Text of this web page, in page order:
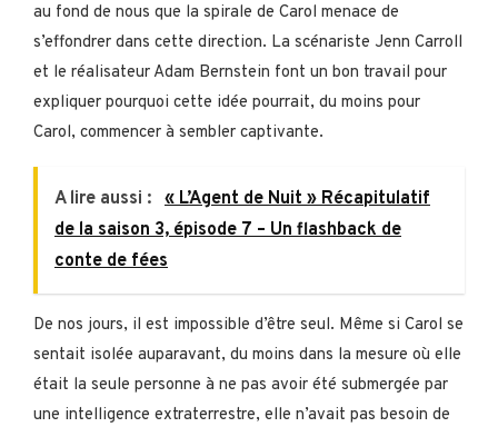
au fond de nous que la spirale de Carol menace de
s’effondrer dans cette direction. La scénariste Jenn Carroll
et le réalisateur Adam Bernstein font un bon travail pour
expliquer pourquoi cette idée pourrait, du moins pour
Carol, commencer à sembler captivante.
A lire aussi : « L’Agent de Nuit » Récapitulatif
de la saison 3, épisode 7 – Un flashback de
conte de fées
De nos jours, il est impossible d’être seul. Même si Carol se
sentait isolée auparavant, du moins dans la mesure où elle
était la seule personne à ne pas avoir été submergée par
une intelligence extraterrestre, elle n’avait pas besoin de